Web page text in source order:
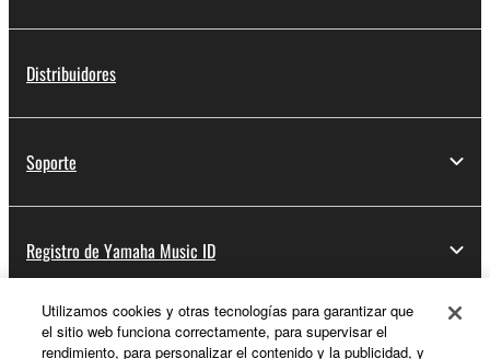
Distribuidores
Soporte
Registro de Yamaha Music ID
Acerca de Yamaha
Utilizamos cookies y otras tecnologías para garantizar que
el sitio web funciona correctamente, para supervisar el
rendimiento, para personalizar el contenido y la publicidad, y